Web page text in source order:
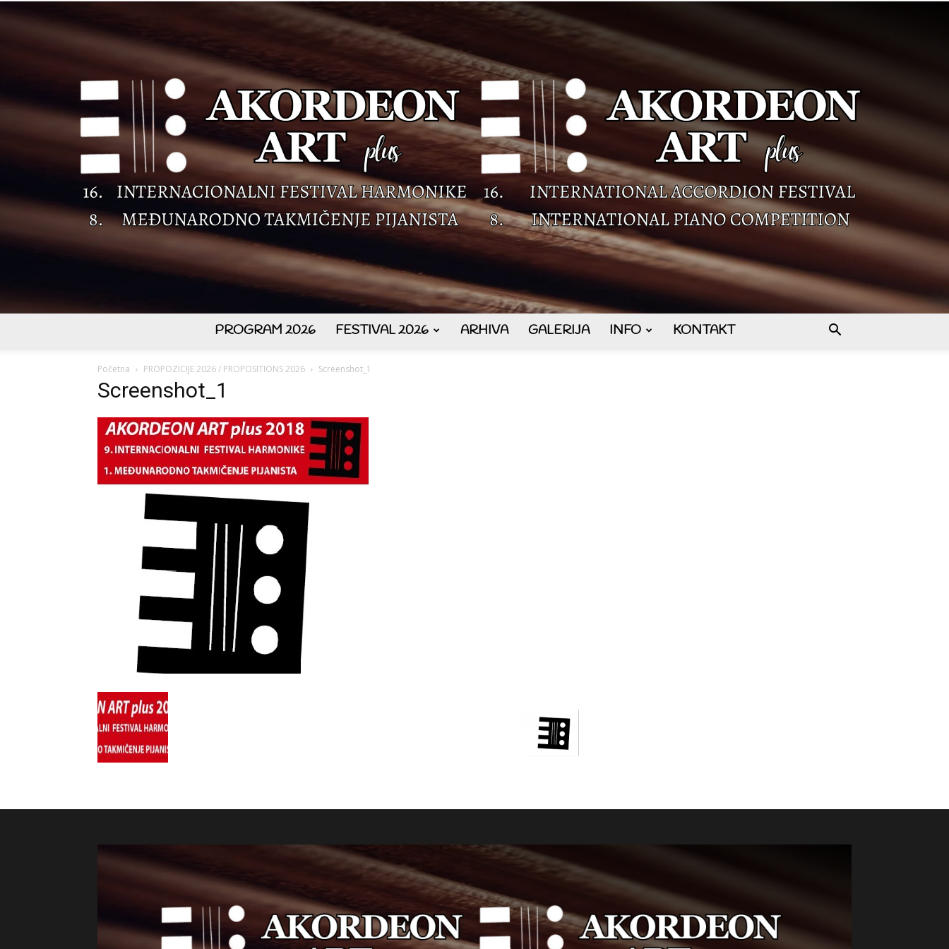
PROGRAM 2026 FESTIVAL 2026 ARHIVA GALERIJA INFO KONTAKT
Početna PROPOZICIJE 2026 / PROPOSITIONS 2026 Screenshot_1
Screenshot_1